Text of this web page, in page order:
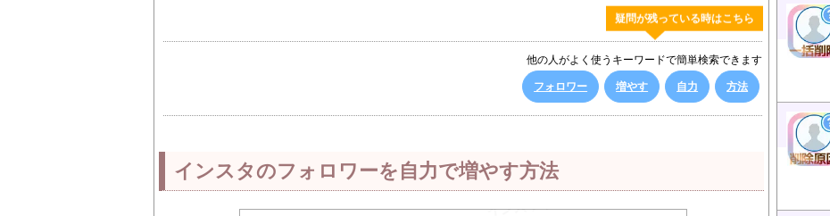
疑問が残っている時はこちら
他の人がよく使うキーワードで簡単検索できます
フォロワー 増やす 自力 方法
インスタのフォロワーを自力で増やす方法